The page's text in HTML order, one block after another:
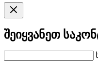
შეიყვანეთ